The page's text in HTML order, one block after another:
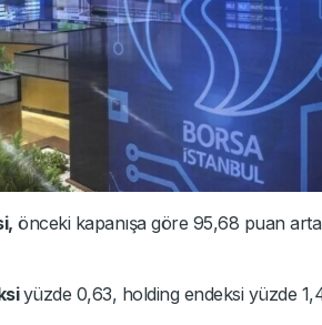
önceki kapanışa göre 95,68 puan
yüzde 0,63, holding endeksi yüzde